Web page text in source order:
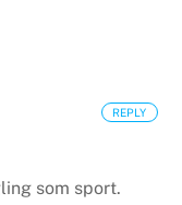
som sport.
REPLY